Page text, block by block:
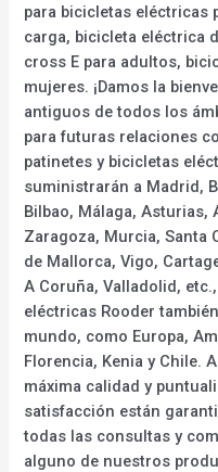
para bicicletas eléctricas
carga, bicicleta eléctrica
cross E para adultos,
mujeres. ¡Damos la
antiguos de todos los
para futuras relaciones
patinetes y bicicletas
suministrarán a Madrid,
Bilbao, Málaga, Asturias,
Zaragoza, Murcia, Santa
de Mallorca, Vigo,
A Coruña, Valladolid,
eléctricas Rooder
mundo, como Europa,
Florencia, Kenia y Chile.
máxima calidad y
satisfacción están
todas las consultas y
alguno de nuestros